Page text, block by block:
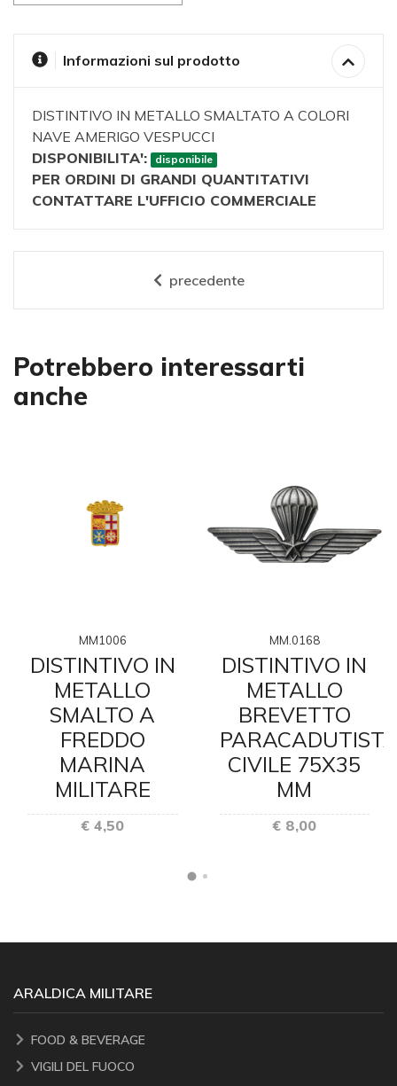
Informazioni sul prodotto
DISTINTIVO IN METALLO SMALTATO A COLORI
NAVE AMERIGO VESPUCCI
DISPONIBILITA':
disponibile
PER ORDINI DI GRANDI QUANTITATIVI
CONTATTARE L'UFFICIO COMMERCIALE
precedente
Potrebbero interessarti
anche
MM1006
DISTINTIVO IN
METALLO
SMALTO A
FREDDO
MARINA
MILITARE
€ 4,50
MM.0168
DISTINTIVO IN
METALLO
BREVETTO
CIVILE 75X35
MM
€ 8,00
ARALDICA MILITARE
FOOD & BEVERAGE
VIGILI DEL FUOCO